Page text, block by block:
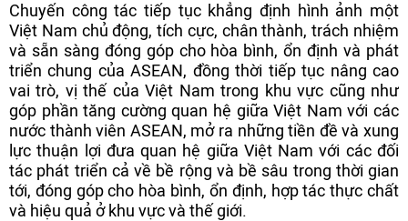
Chuyến công tác tiếp tục khẳng định hình ảnh một
Việt Nam chủ động, tích cực, chân thành, trách nhiệm
và sẵn sàng đóng góp cho hòa bình, ổn định và phát
triển chung của ASEAN, đồng thời tiếp tục nâng cao
vai trò, vị thế của Việt Nam trong khu vực cũng như
góp phần tăng cường quan hệ giữa Việt Nam với các
nước thành viên ASEAN, mở ra những tiền đề và xung
lực thuận lợi đưa quan hệ giữa Việt Nam với các đối
tác phát triển cả về bề rộng và bề sâu trong thời gian
tới, đóng góp cho hòa bình, ổn định, hợp tác thực chất
và hiệu quả ở khu vực và thế giới.